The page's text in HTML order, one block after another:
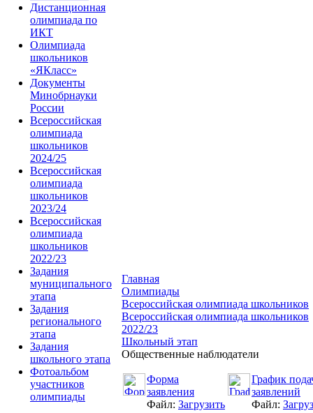
Дистанционная
олимпиада по
ИКТ
Олимпиада
школьников
«ЯКласс»
Документы
Минобрнауки
России
Всероссийская
олимпиада
школьников
2024/25
Всероссийская
олимпиада
школьников
2023/24
Всероссийская
олимпиада
школьников
2022/23
Задания
муниципального
этапа
Задания
регионального
этапа
Задания
школьного этапа
Фотоальбом
участников
олимпиады
Главная
Олимпиады
Всероссийская олимпиада школьников
Всероссийская олимпиада школьников
2022/23
Школьный этап
Общественные наблюдатели
Форма
заявления
Файл: Загрузить
График
заявлений
Файл: